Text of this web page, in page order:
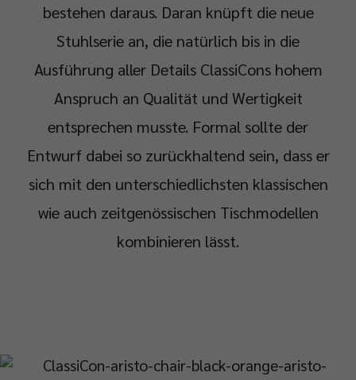
bestehen daraus. Daran knüpft die neue
Stuhlserie an, die natürlich bis in die
Ausführung aller Details ClassiCons hohem
Anspruch an Qualität und Wertigkeit
entsprechen musste. Formal sollte der
Entwurf dabei so zurückhaltend sein, dass er
sich mit den unterschiedlichsten klassischen
wie auch zeitgenössischen Tischmodellen
kombinieren lässt.